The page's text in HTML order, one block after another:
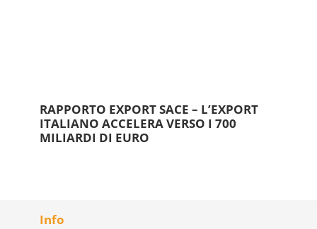
RAPPORTO EXPORT SACE – L’EXPORT
ITALIANO ACCELERA VERSO I 700
MILIARDI DI EURO
Info